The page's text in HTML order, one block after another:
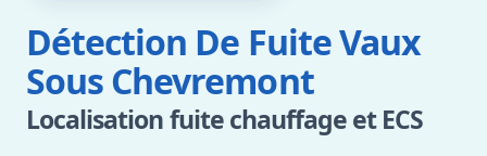
Détection De Fuite Vaux
Sous Chevremont
Localisation fuite chauffage et ECS